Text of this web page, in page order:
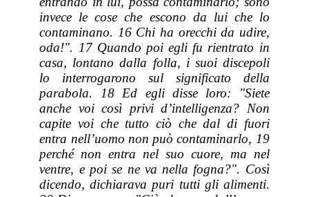
invece le cose che escono da lui che lo
contaminano. 16 Chi ha orecchi da udire,
oda!". 17 Quando poi egli fu rientrato in
casa, lontano dalla folla, i suoi discepoli
lo interrogarono sul significato della
parabola. 18 Ed egli disse loro: "Siete
anche voi così privi d’intelligenza? Non
capite voi che tutto ciò che dal di fuori
entra nell’uomo non può contaminarlo, 19
perché non entra nel suo cuore, ma nel
ventre, e poi se ne va nella fogna?". Così
dicendo, dichiarava puri tutti gli alimenti.